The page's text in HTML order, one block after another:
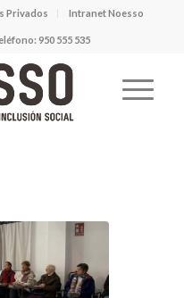
Privados Intranet Noesso
950 555 535